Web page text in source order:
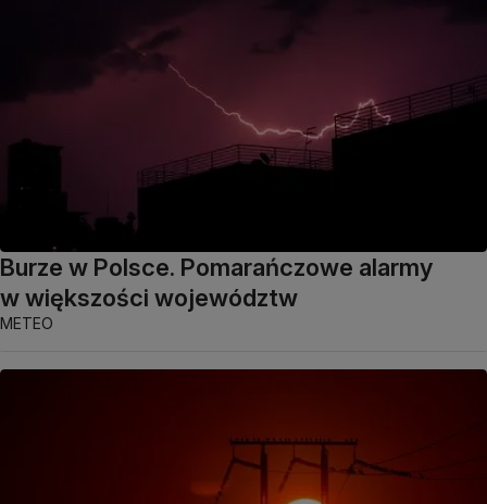
Burze w Polsce. Pomarańczowe alarmy
w większości województw
METEO